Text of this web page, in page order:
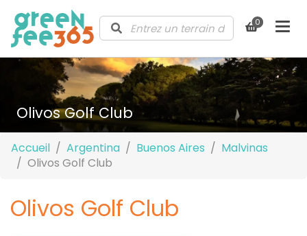
0
Olivos Golf Club
Accueil Argentina Buenos Aires
Malvinas
Olivos Golf Club
Olivos Golf Club